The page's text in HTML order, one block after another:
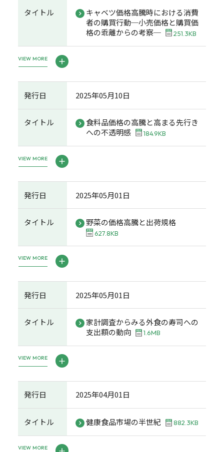
タイトル
キャベツ価格高騰時における消費
者の購買行動─小売価格と購買価
格の乖離からの考察─
251.3KB
VIEW MORE
発行日 2025年05月10日
タイトル
食料品価格の高騰と高まる先行き
への不透明感
184.9KB
VIEW MORE
発行日 2025年05月01日
タイトル 野菜の価格高騰と出荷規格
627.8KB
VIEW MORE
発行日 2025年05月01日
タイトル
家計調査からみる外食の寿司への
支出額の動向
1.6MB
VIEW MORE
発行日 2025年04月01日
タイトル 健康食品市場の半世紀 882.3KB
VIEW MORE